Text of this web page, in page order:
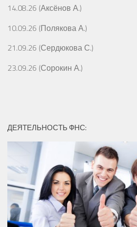
14.08.26 (Аксёнов А.)
10.09.26 (Полякова А.)
21.09.26 (Сердюкова С.)
23.09.26 (Сорокин А.)
ДЕЯТЕЛЬНОСТЬ ФНС: